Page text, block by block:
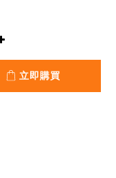
立即購買